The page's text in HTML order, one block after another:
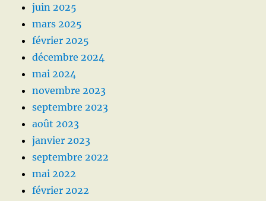
juin 2025
mars 2025
février 2025
décembre 2024
mai 2024
novembre 2023
septembre 2023
août 2023
janvier 2023
septembre 2022
mai 2022
février 2022